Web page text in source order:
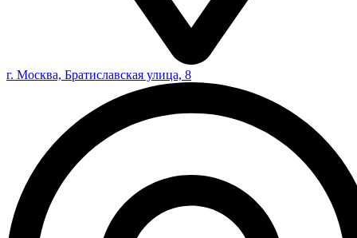
г. Москва, Братиславская улица, 8